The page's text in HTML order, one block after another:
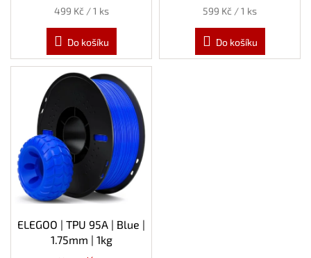
Měrná
499 Kč / 1 ks
Do košíku
Měrná
599 Kč / 1 ks
Do košíku
ELEGOO | TPU 95A | Blue |
1.75mm | 1kg